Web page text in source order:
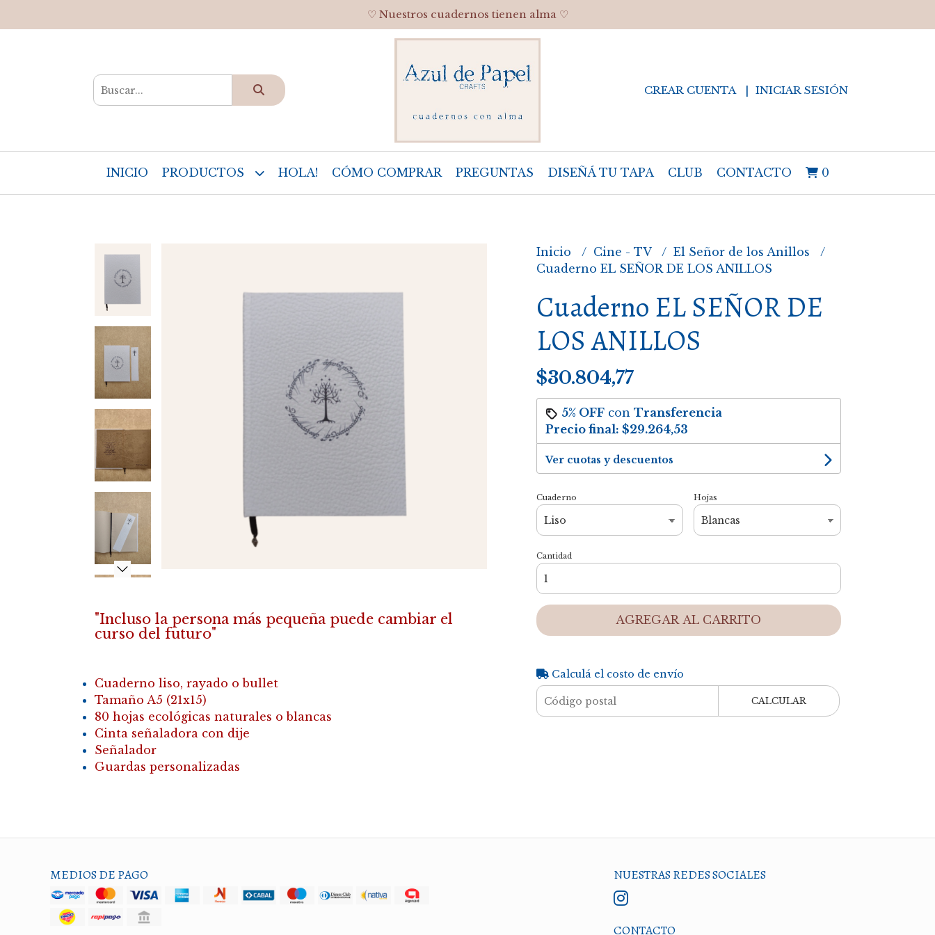
♡ Nuestros cuadernos tienen alma ♡
CREAR CUENTA INICIAR SESIÓN
INICIO PRODUCTOS HOLA! CÓMO COMPRAR PREGUNTAS DISEÑÁ TU TAPA CLUB CONTACTO 0
"Incluso la persona más pequeña puede cambiar el
curso del futuro"
Cuaderno liso, rayado o bullet
Tamaño A5 (21x15)
80 hojas ecológicas naturales o blancas
Cinta señaladora con dije
Señalador
Guardas personalizadas
Inicio Cine - TV
El Señor de los Anillos
Cuaderno EL SEÑOR DE LOS ANILLOS
Cuaderno EL SEÑOR DE
LOS ANILLOS
$30.804,77
5% OFFcon Transferencia
Precio final: $29.264,53
Ver cuotas y descuentos
Cuaderno Hojas
Cantidad
AGREGAR AL CARRITO
Calculá el costo de envío
CALCULAR
MEDIOS DE PAGO NUESTRAS REDES SOCIALES
CONTACTO